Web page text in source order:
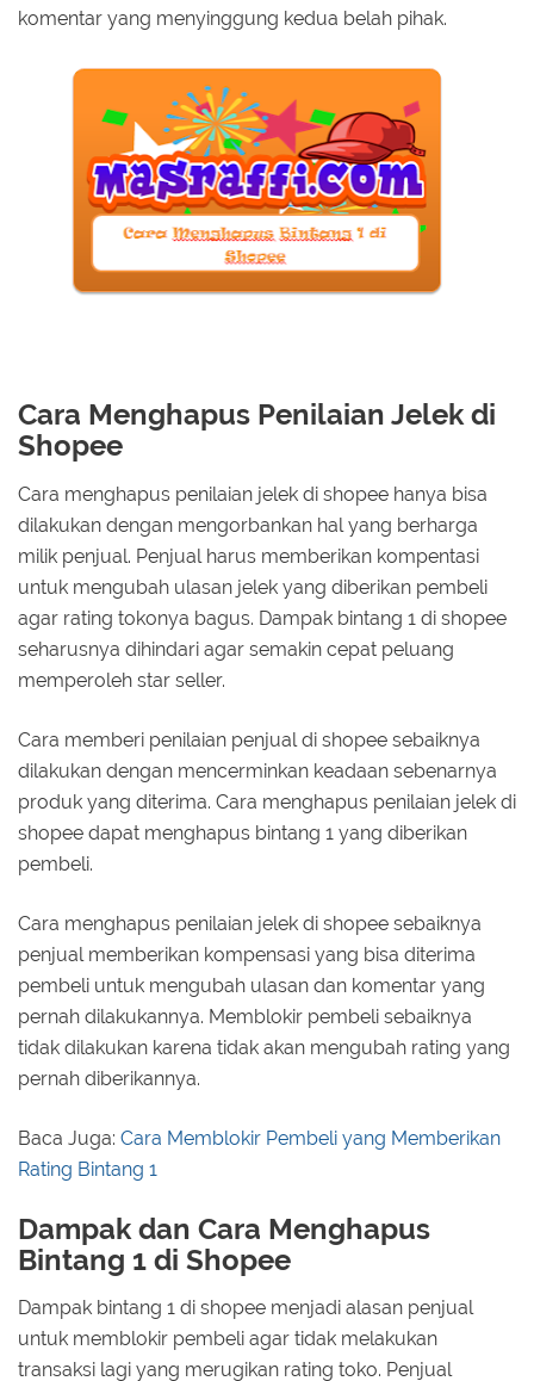
komentar yang menyinggung kedua belah pihak.
Cara Menghapus Penilaian Jelek di
Shopee
Cara menghapus penilaian jelek di shopee hanya bisa
dilakukan dengan mengorbankan hal yang berharga
milik penjual. Penjual harus memberikan kompentasi
untuk mengubah ulasan jelek yang diberikan pembeli
agar rating tokonya bagus. Dampak bintang 1 di shopee
seharusnya dihindari agar semakin cepat peluang
memperoleh star seller.
Cara memberi penilaian penjual di shopee sebaiknya
dilakukan dengan mencerminkan keadaan sebenarnya
produk yang diterima. Cara menghapus penilaian jelek di
shopee dapat menghapus bintang 1 yang diberikan
pembeli.
Cara menghapus penilaian jelek di shopee sebaiknya
penjual memberikan kompensasi yang bisa diterima
pembeli untuk mengubah ulasan dan komentar yang
pernah dilakukannya. Memblokir pembeli sebaiknya
tidak dilakukan karena tidak akan mengubah rating yang
pernah diberikannya.
Baca Juga: Cara Memblokir Pembeli yang Memberikan
Rating Bintang 1
Dampak dan Cara Menghapus
Bintang 1 di Shopee
Dampak bintang 1 di shopee menjadi alasan penjual
untuk memblokir pembeli agar tidak melakukan
transaksi lagi yang merugikan rating toko. Penjual